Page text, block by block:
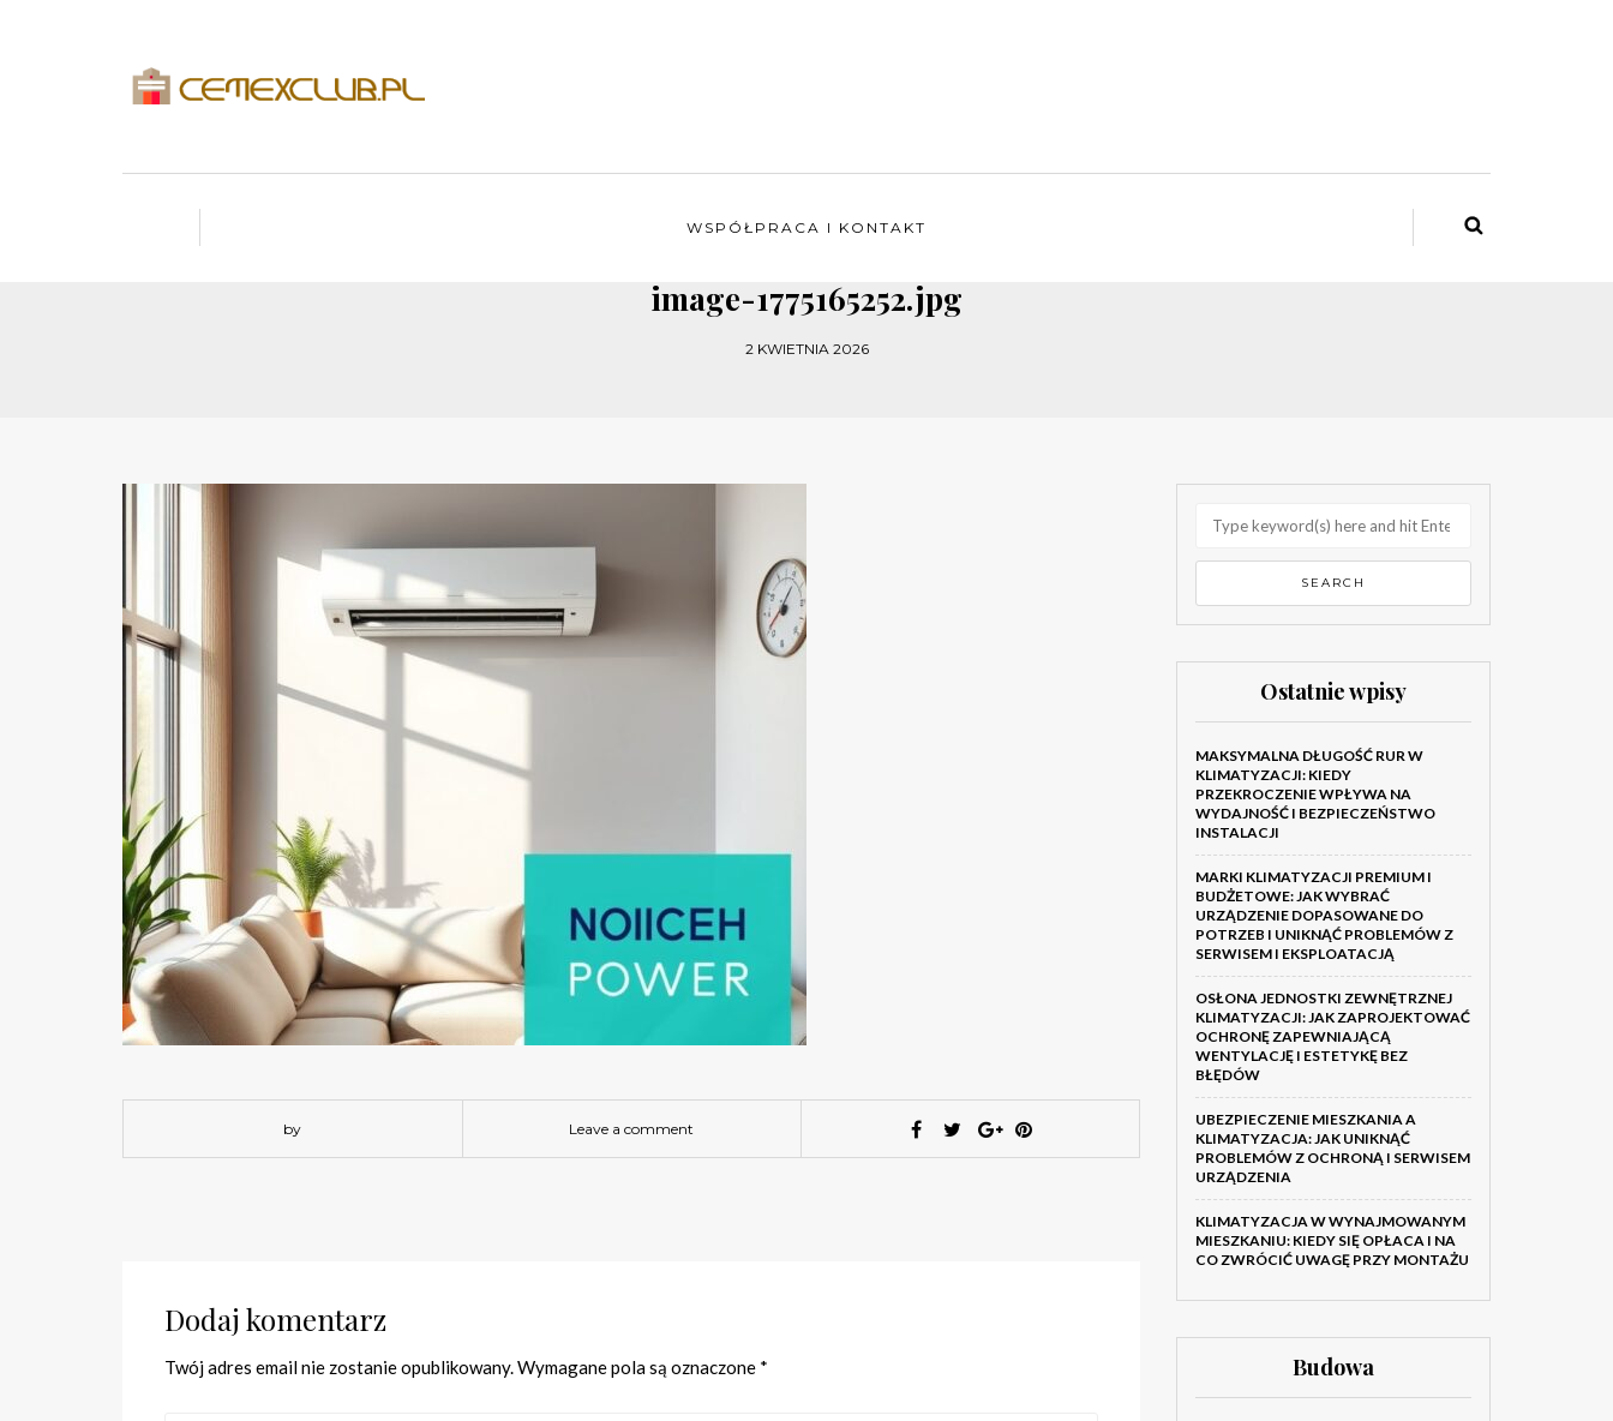
WSPÓŁPRACA I KONTAKT
image-1775165252.jpg
2 KWIETNIA 2026
by Leave a comment
Dodaj komentarz
Twój adres email nie zostanie opublikowany.Wymagane pola są oznaczone *
Ostatnie wpisy
MAKSYMALNA DŁUGOŚĆ RUR W
KLIMATYZACJI: KIEDY
PRZEKROCZENIE WPŁYWA NA
WYDAJNOŚĆ I BEZPIECZEŃSTWO
INSTALACJI
MARKI KLIMATYZACJI PREMIUM I
BUDŻETOWE: JAK WYBRAĆ
URZĄDZENIE DOPASOWANE DO
POTRZEB I UNIKNĄĆ PROBLEMÓW Z
SERWISEM I EKSPLOATACJĄ
OSŁONA JEDNOSTKI ZEWNĘTRZNEJ
KLIMATYZACJI: JAK ZAPROJEKTOWAĆ
OCHRONĘ ZAPEWNIAJĄCĄ
WENTYLACJĘ I ESTETYKĘ BEZ
BŁĘDÓW
UBEZPIECZENIE MIESZKANIA A
KLIMATYZACJA: JAK UNIKNĄĆ
PROBLEMÓW Z OCHRONĄ I SERWISEM
URZĄDZENIA
KLIMATYZACJA W WYNAJMOWANYM
MIESZKANIU: KIEDY SIĘ OPŁACA I NA
CO ZWRÓCIĆ UWAGĘ PRZY MONTAŻU
Budowa